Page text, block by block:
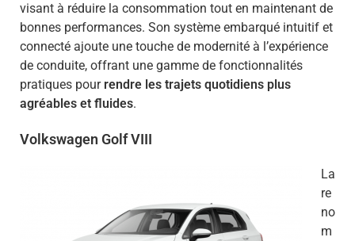
visant à réduire la consommation tout en maintenant de
bonnes performances. Son système embarqué intuitif et
connecté ajoute une touche de modernité à l’expérience
de conduite, offrant une gamme de fonctionnalités
pratiques pour rendre les trajets quotidiens plus
agréables et fluides.
Volkswagen Golf VIII
La
re
no
m